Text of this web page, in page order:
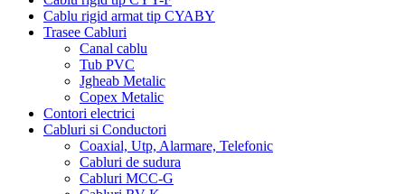
Cablu rigid armat tip CYABY
Trasee Cabluri
Canal cablu
Tub PVC
Jgheab Metalic
Copex Metalic
Contori electrici
Cabluri si Conductori
Coaxial, Utp, Alarmare, Telefonic
Cabluri de sudura
Cabluri MCC-G